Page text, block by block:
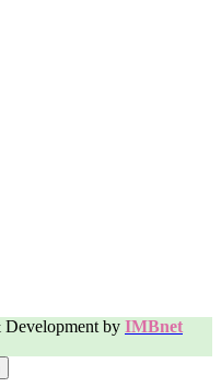
by IMBnet